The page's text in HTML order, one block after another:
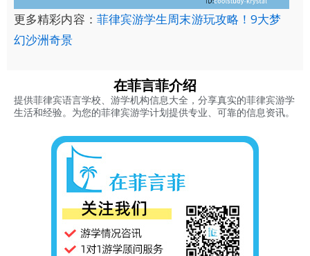
更多精彩内容： 菲律宾游学生周末游玩攻略！9大梦
幻沙洲奇景
在菲言菲介绍
提供菲律宾语言学校、游学机构信息大全，分享真实的菲律宾游学
生活和经验。为您的菲律宾游学计划提供专业、可靠的信息资讯。